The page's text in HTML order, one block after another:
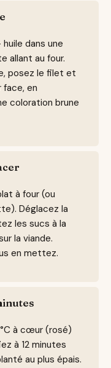
dans une
allant au four.
posez le filet et
face, en
coloration brune
à four (ou
Déglacez la
les sucs à la
la viande.
en mettez.
°C à cœur (rosé)
à 12 minutes
au plus épais.